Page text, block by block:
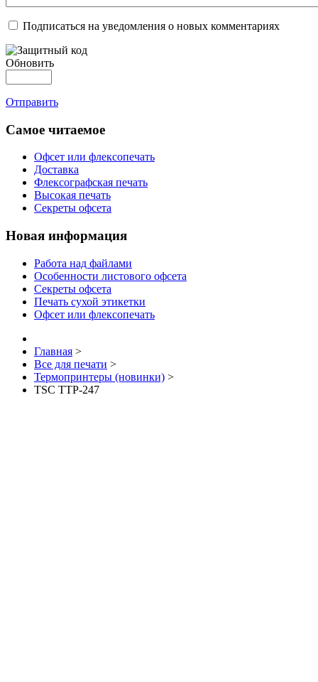
Подписаться на уведомления о новых комментариях
Обновить
Отправить
Самое читаемое
Офсет или флексопечать
Доставка
Флексографская печать
Высокая печать
Секреты офсета
Новая информация
Работа над файлами
Особенности листового офсета
Секреты офсета
Печать сухой этикетки
Офсет или флексопечать
Главная >
Все для печати >
Термопринтеры (новинки) >
TSC TTP-247